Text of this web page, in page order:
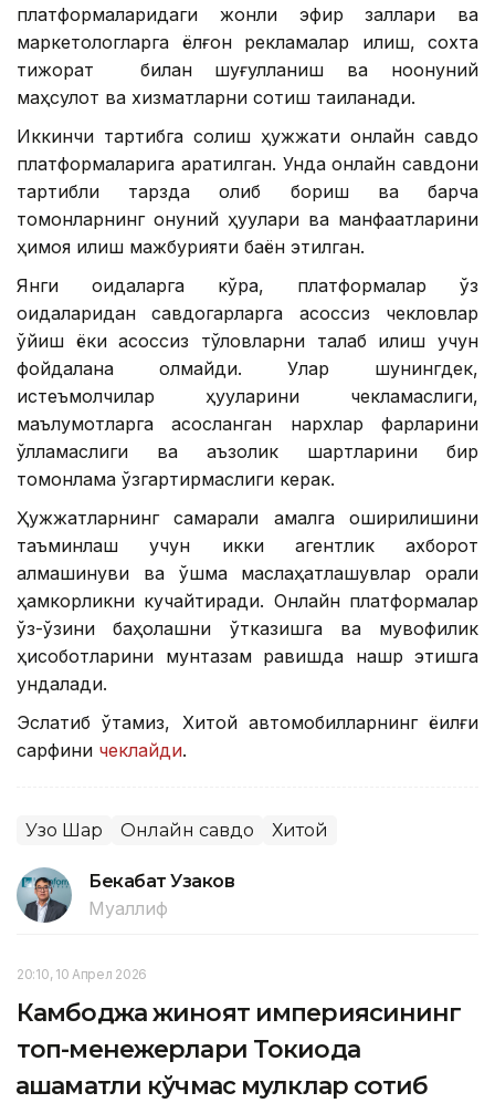
платформаларидаги жонли эфир заллари ва
маркетологларга ёлғон рекламалар қилиш, сохта
тижорат билан шуғулланиш ва ноқонуний
маҳсулот ва хизматларни сотиш тақиқланади.
Иккинчи тартибга солиш ҳужжати онлайн савдо
платформаларига қаратилган. Унда онлайн савдони
тартибли тарзда олиб бориш ва барча
томонларнинг қонуний ҳуқуқлари ва манфаатларини
ҳимоя қилиш мажбурияти баён этилган.
Янги қоидаларга кўра, платформалар ўз
қоидаларидан савдогарларга асоссиз чекловлар
қўйиш ёки асоссиз тўловларни талаб қилиш учун
фойдалана олмайди. Улар шунингдек,
истеъмолчилар ҳуқуқларини чекламаслиги,
маълумотларга асосланган нархлар фарқларини
қўлламаслиги ва аъзолик шартларини бир
томонлама ўзгартирмаслиги керак.
Ҳужжатларнинг самарали амалга оширилишини
таъминлаш учун икки агентлик ахборот
алмашинуви ва қўшма маслаҳатлашувлар орқали
ҳамкорликни кучайтиради. Онлайн платформалар
ўз-ўзини баҳолашни ўтказишга ва мувофиқлик
ҳисоботларини мунтазам равишда нашр этишга
ундалади.
Эслатиб ўтамиз, Хитой автомобилларнинг ёқилғи
сарфини чеклайди.
Узоқ Шарқ Онлайн савдо Хитой
Бекабат Узаков
Муаллиф
20:10, 10 Апрел 2026
Камбоджа жиноят империясининг
топ-менежерлари Токиода
ҳашаматли кўчмас мулклар сотиб